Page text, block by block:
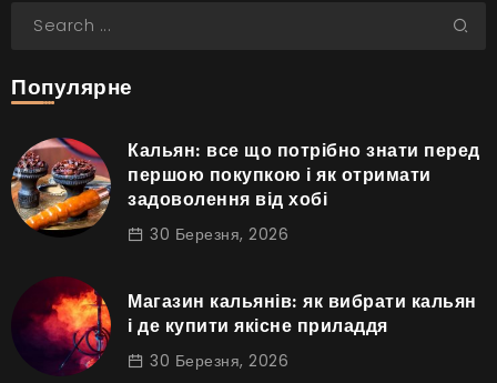
Популярне
Кальян: все що потрібно знати перед
першою покупкою і як отримати
задоволення від хобі
30 Березня, 2026
Магазин кальянів: як вибрати кальян
і де купити якісне приладдя
30 Березня, 2026